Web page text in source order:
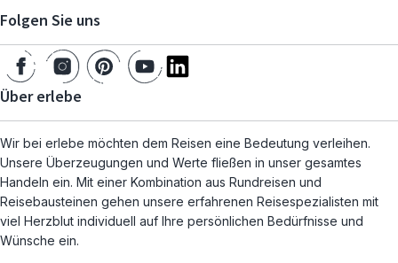
Folgen Sie uns
Über erlebe
Wir bei erlebe möchten dem Reisen eine Bedeutung verleihen.
Unsere Überzeugungen und Werte fließen in unser gesamtes
Handeln ein. Mit einer Kombination aus Rundreisen und
Reisebausteinen gehen unsere erfahrenen Reisespezialisten mit
viel Herzblut individuell auf Ihre persönlichen Bedürfnisse und
Wünsche ein.